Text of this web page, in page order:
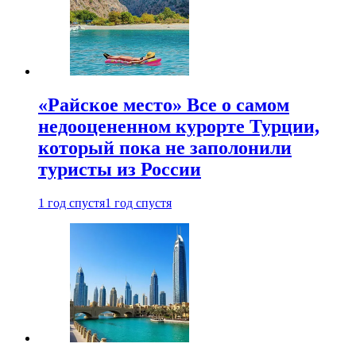
«Райское место» Все о самом
недооцененном курорте Турции,
который пока не заполонили
туристы из России
1 год спустя1 год спустя